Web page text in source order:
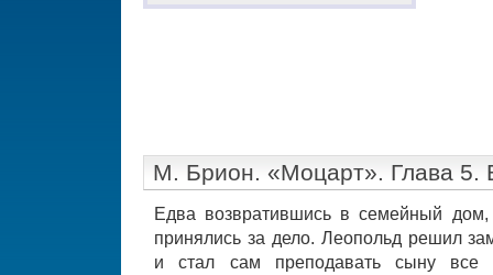
М. Брион. «Моцарт». Глава 5.
Едва возвратившись в семейный
принялись за дело. Леопольд решил
и стал сам преподавать сыну все